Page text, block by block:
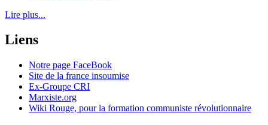
Lire plus...
Liens
Notre page FaceBook
Site de la france insoumise
Ex-Groupe CRI
Marxiste.org
Wiki Rouge, pour la formation communiste révolutionnaire